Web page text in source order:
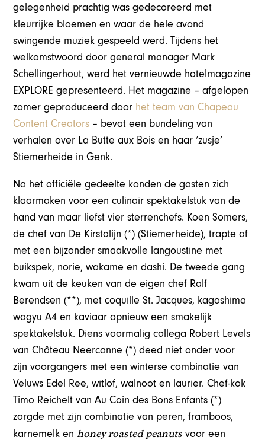
gelegenheid prachtig was gedecoreerd met
kleurrijke bloemen en waar de hele avond
swingende muziek gespeeld werd. Tijdens het
welkomstwoord door general manager Mark
Schellingerhout, werd het vernieuwde hotelmagazine
EXPLORE gepresenteerd. Het magazine – afgelopen
zomer geproduceerd door het team van Chapeau
Content Creators – bevat een bundeling van
verhalen over La Butte aux Bois en haar ‘zusje’
Stiemerheide in Genk.
Na het officiële gedeelte konden de gasten zich
klaarmaken voor een culinair spektakelstuk van de
hand van maar liefst vier sterrenchefs. Koen Somers,
de chef van De Kirstalijn (*) (Stiemerheide), trapte af
met een bijzonder smaakvolle langoustine met
buikspek, norie, wakame en dashi. De tweede gang
kwam uit de keuken van de eigen chef Ralf
Berendsen (**), met coquille St. Jacques, kagoshima
wagyu A4 en kaviaar opnieuw een smakelijk
spektakelstuk. Diens voormalig collega Robert Levels
van Château Neercanne (*) deed niet onder voor
zijn voorgangers met een winterse combinatie van
Veluws Edel Ree, witlof, walnoot en laurier. Chef-kok
Timo Reichelt van Au Coin des Bons Enfants (*)
zorgde met zijn combinatie van peren, framboos,
karnemelk enhoney roasted peanuts voor een